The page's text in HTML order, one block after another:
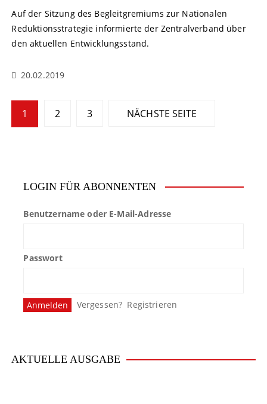
Auf der Sitzung des Begleitgremiums zur Nationalen
Reduktionsstrategie informierte der Zentralverband über
den aktuellen Entwicklungsstand.
20.02.2019
e
m
r
1 2 3 NÄCHSTE SEITE
LOGIN FÜR ABONNENTEN
Benutzername oder E-Mail-Adresse
Passwort
Vergessen? Registrieren
AKTUELLE AUSGABE